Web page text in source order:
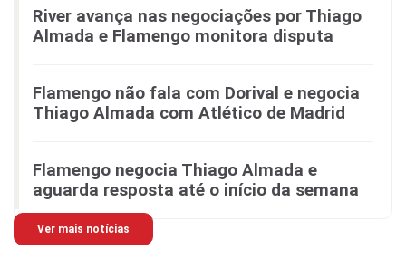
River avança nas negociações por Thiago
Almada e Flamengo monitora disputa
Flamengo não fala com Dorival e negocia
Thiago Almada com Atlético de Madrid
Flamengo negocia Thiago Almada e
aguarda resposta até o início da semana
Ver mais notícias